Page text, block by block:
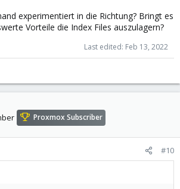
experimentiert in die Richtung? Bringt es
Vorteile die Index Files auszulagern?
Last edited: Feb 13, 2022
Proxmox Subscriber
#10